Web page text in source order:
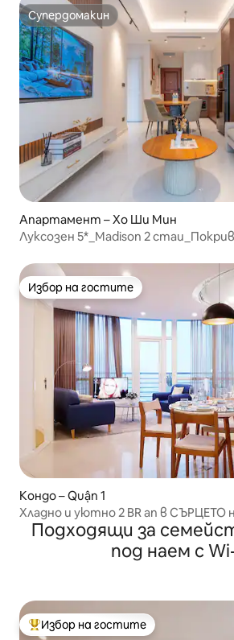
Супердомакин
Супердомакин
Апартамент – Хо Ши Мин
Луксозен 5*_Madison 2
Избор на гостите
Избор на гостите
Кондо – Quận 1
Хладно и уютно 2 BR ап в СЪРЦЕТО
Подходящи за
под наем с
Най-популярен избор на гостите
Избор на гостите